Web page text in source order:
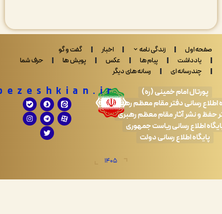
اول زندگی نامه اخبار
گفت و گو
پیام ها عکس پویش ها
حرف شما
ای
رسانه های دیگر
امام خمینی (ره)
رسانی دفتر مقام معظم رهبری
آثار مقام معظم رهبری
رسانی ریاست جمهوری
اطلاع رسانی دولت
Drpezeshkian.ir